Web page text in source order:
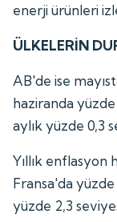
enerji ürünleri
ÜLKELERİN
AB'de ise
haziranda
aylık yüzde 0,3
Yıllık enflasyon
Fransa'da
yüzde 2,3